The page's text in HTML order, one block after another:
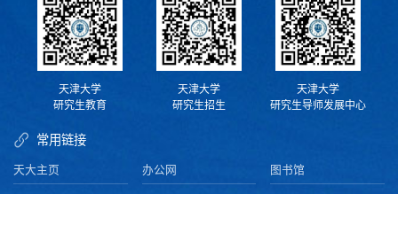
天津大学
研究生教育
天津大学
研究生招生
天津大学
研究生导师发展中心
常用链接
天大主页 办公网 图书馆